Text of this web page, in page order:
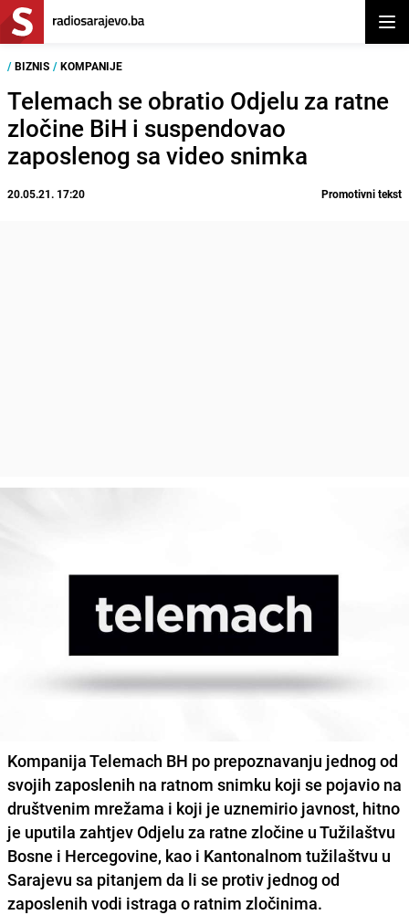
/ BIZNIS / KOMPANIJE
Telemach se obratio Odjelu za ratne
zločine BiH i suspendovao
zaposlenog sa video snimka
20.05.21. 17:20 Promotivni tekst
KompanijaTelemach BH po prepoznavanju jednog od
svojih zaposlenih na ratnom snimku koji se pojavio na
društvenim mrežama i koji je uznemirio javnost, hitno
je uputila zahtjevOdjelu za ratne zločine u Tužilaštvu
Bosne i Hercegovine, kao i Kantonalnom tužilaštvu u
Sarajevu sa pitanjem da li se protiv jednog od
zaposlenih vodi istraga o ratnim zločinima.